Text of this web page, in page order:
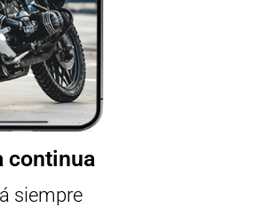
continua
siempre